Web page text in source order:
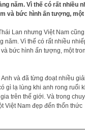
năm. Vì thế có rất nhiều
và bức hình ấn tượng,
Lan nhưng Việt Nam
năm. Vì thế có rất nhiều
bức hình ấn tượng, một
và đã từng đoạt nhiều giải
gì lạ lùng khi anh rong ruổi
trên thế giới. Và trong
Việt Nam đẹp đến thổn thức